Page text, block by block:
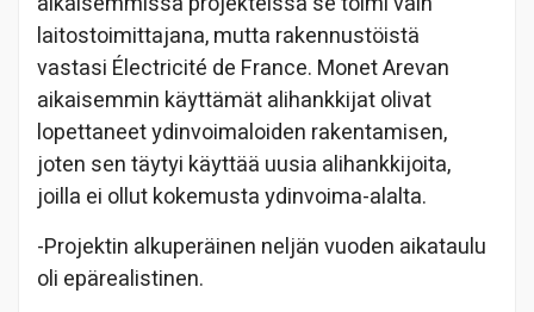
laitostoimittajana, mutta rakennustöistä
vastasi Électricité de France. Monet Arevan
aikaisemmin käyttämät alihankkijat olivat
lopettaneet ydinvoimaloiden rakentamisen,
joten sen täytyi käyttää uusia alihankkijoita,
joilla ei ollut kokemusta ydinvoima-alalta.
-Projektin alkuperäinen neljän vuoden aikataulu
oli epärealistinen.